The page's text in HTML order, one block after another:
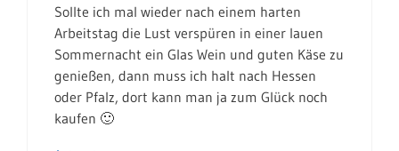
Sollte ich mal wieder nach einem harten
Arbeitstag die Lust verspüren in einer lauen
Sommernacht ein Glas Wein und guten Käse zu
genießen, dann muss ich halt nach Hessen
oder Pfalz, dort kann man ja zum Glück noch
kaufen 🙂